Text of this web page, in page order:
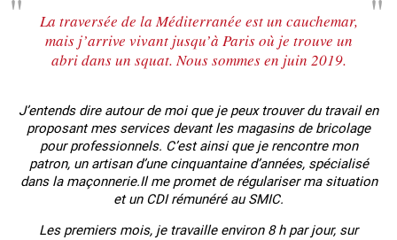
La traversée de la Méditerranée est un cauchemar,
mais j’arrive vivant jusqu’à Paris où je trouve un
abri dans un squat. Nous sommes en juin 2019.
J’entends dire autour de moi que je peux trouver du travail en
proposant mes services devant les magasins de bricolage
pour professionnels. C’est ainsi que je rencontre mon
patron, un artisan d’une cinquantaine d’années, spécialisé
dans la maçonnerie.Il me promet de régulariser ma situation
et un CDI rémunéré au SMIC.
Les premiers mois, je travaille environ 8 h par jour, sur